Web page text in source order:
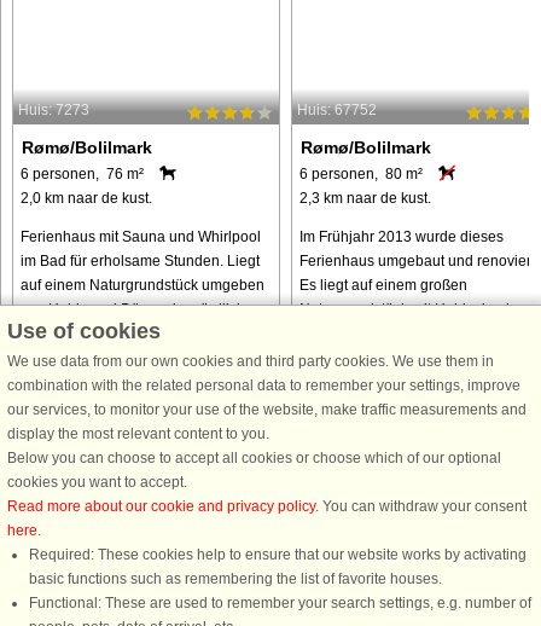
Huis: 7273
Rømø/Bolilmark
6 personen, 76 m²
2,0 km naar de kust.
Ferienhaus mit Sauna und Whirlpool
im Bad für erholsame Stunden. Liegt
auf einem Naturgrundstück umgeben
von Heide und Dünen, im nördlichen
Teil der Ferieninsel Rømø. Im Haus
offener Küchen-/Wohnbereich ...
van € 470
Huis: 67752
Rømø/Bolilmark
6 personen, 80 m²
2,3 km naar de kust.
Im Frühjahr 2013 wurde dieses
Ferienhaus umgebaut und renoviert.
Es liegt auf einem großen
Naturgrundstück mit Heide, in einem
Wohnbereich mit Essplatz und
Holzofen. Es gibt ...
van € 265
Use of cookies
We use data from our own cookies and third party cookies. We use them in
combination with the related personal data to remember your settings, improve
our services, to monitor your use of the website, make traffic measurements and
display the most relevant content to you.
Below you can choose to accept all cookies or choose which of our optional
cookies you want to accept.
Read more about our cookie and privacy policy. You can withdraw your consent
here.
Required: These cookies help to ensure that our website works by activating
basic functions such as remembering the list of favorite houses.
Functional: These are used to remember your search settings, e.g. number of